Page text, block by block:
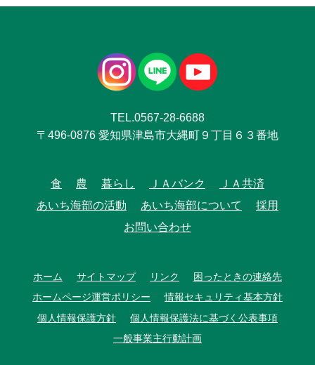
TEL.0567-28-6688
〒496-0876 愛知県津島市大縄町９丁目６３番地
食 農 暮らし ＪＡバンク
ＪＡ共済
あいち海部の活動
あいち海部について
採用
お問い合わせ
ホーム サイトマップ リンク
困ったときの連絡先
ホームページ運営ポリシー
情報セキュリティ基本方針
個人情報保護方針
個人情報保護法に基づく公表事項
一般事業主行動計画